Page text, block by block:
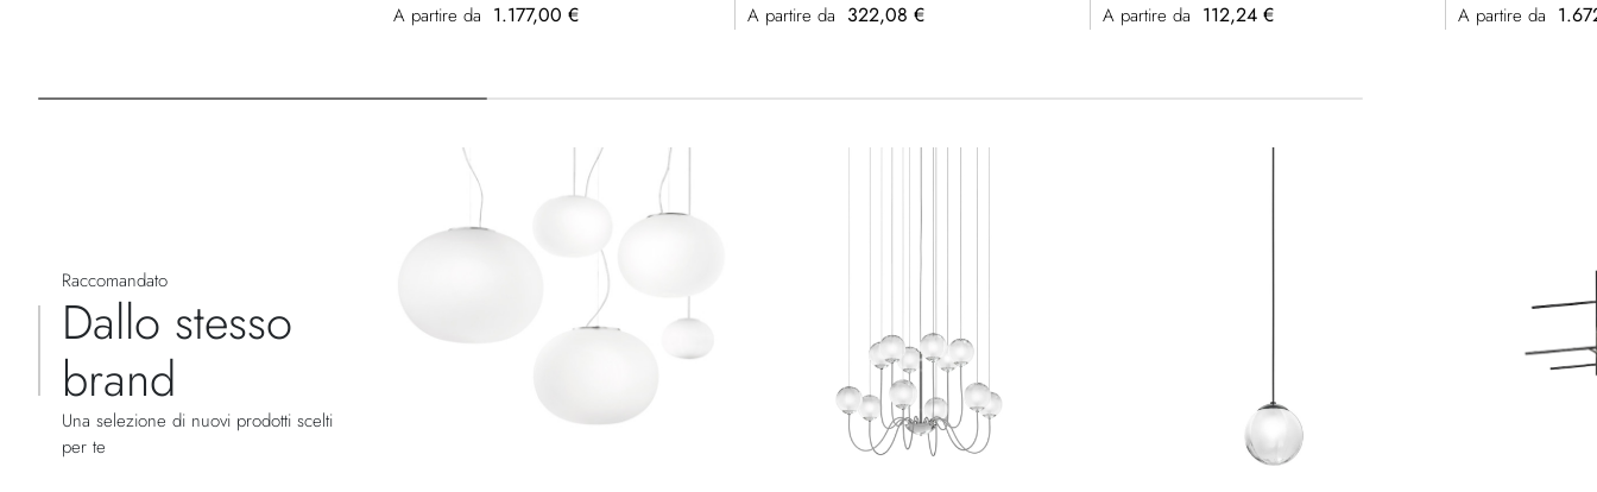
A partire da 1.177,00 € A partire da 322,08 € A partire da 112,24 € A partire da
Raccomandato
Dallo stesso
brand
Una selezione di nuovi prodotti scelti
per te